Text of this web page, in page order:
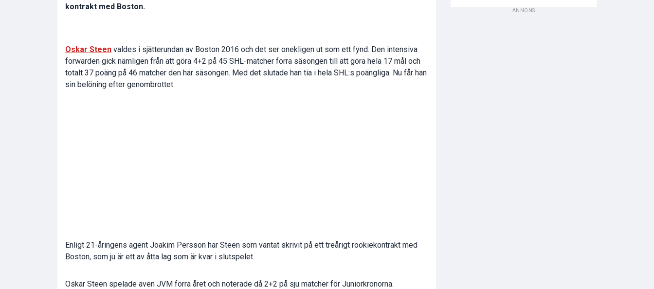
kontrakt med Boston.
Oskar Steen valdes i sjätterundan av Boston 2016 och det ser onekligen ut som ett fynd. Den intensiva
forwarden gick nämligen från att göra 4+2 på 45 SHL-matcher förra säsongen till att göra hela 17 mål och
totalt 37 poäng på 46 matcher den här säsongen. Med det slutade han tia i hela SHL:s poängliga. Nu får han
sin belöning efter genombrottet.
Enligt 21-åringens agent Joakim Persson har Steen som väntat skrivit på ett treårigt rookiekontrakt med
Boston, som ju är ett av åtta lag som är kvar i slutspelet.
Oskar Steen spelade även JVM förra året och noterade då 2+2 på sju matcher för Juniorkronorna.
ANNONS